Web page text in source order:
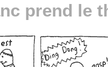
prend le